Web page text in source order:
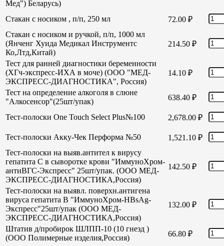
Мед") Беларусь)
Стакан с носиком , п/п, 250 мл 72.00 ₽
Стакан с носиком и ручкой, п/п, 1000 мл
(Янченг Хуида Медикал Инструментс
Ко,Лтд,Китай)
214.50 ₽
Тест для ранней диагностики беременности
(ХГч-экспресс-ИХА в моче) (ООО "МЕД-
ЭКСПРЕСС-ДИАГНОСТИКА", Россия)
14.10 ₽
Тест на определение алкоголя в слюне
"Алкосенсор"(25шт/упак)
638.40 ₽
Тест-полоски One Touch Select Plus№100 2,678.00 ₽
Тест-полоски Акку-Чек Перформа №50 1,521.10 ₽
Тест-полоски на выяв.антител к вирусу
гепатита С в сыворотке крови "ИммуноХром-
антиВГС-Экспресс" 25шт/упак. (ООО МЕД-
ЭКСПРЕСС-ДИАГНОСТИКА,Россия)
142.50 ₽
Тест-полоски на выявл. поверхн.антигена
вируса гепатита В "ИммуноХром-HBsAg-
Экспресс"25шт/упак (ООО МЕД-
ЭКСПРЕСС-ДИАГНОСТИКА,Россия)
132.00 ₽
Штатив д/пробирок ШЛПП-10 (10 гнезд )
(ООО Полимерные изделия,Россия)
66.80 ₽